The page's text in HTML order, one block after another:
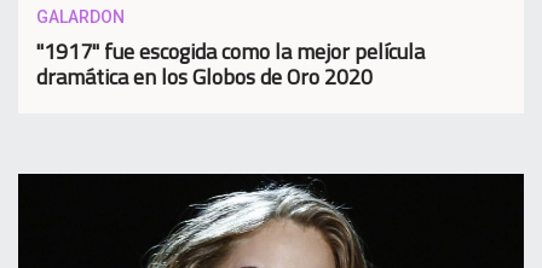
GALARDON
"1917" fue escogida como la mejor película
dramática en los Globos de Oro 2020